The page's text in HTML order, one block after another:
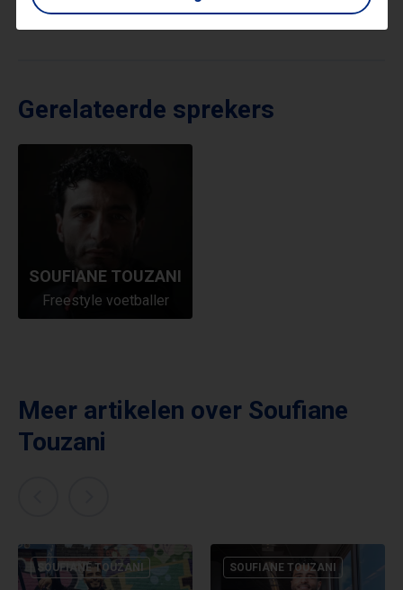
Gerelateerde sprekers
SOUFIANE TOUZANI
Freestyle voetballer
Meer artikelen over Soufiane
Touzani
SOUFIANE TOUZANI SOUFIANE TOUZANI